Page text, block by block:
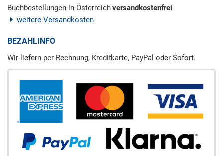
Buchbestellungen in Österreich versandkostenfrei
weitere Versandkosten
BEZAHLINFO
Wir liefern per Rechnung, Kreditkarte, PayPal oder Sofort.